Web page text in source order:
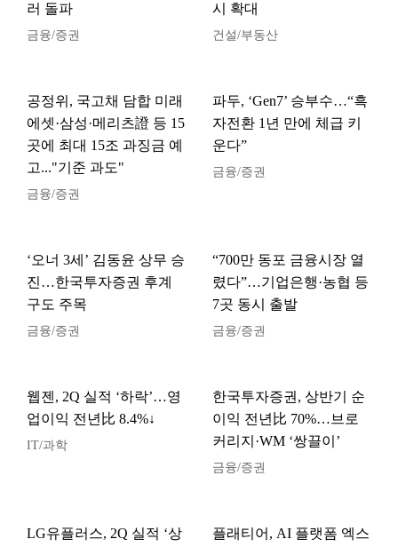
러 돌파
금융/증권
시 확대
건설/부동산
공정위, 국고채 담합 미래
에셋·삼성·메리츠證 등 15
곳에 최대 15조 과징금 예
고..."기준 과도"
금융/증권
파두, ‘Gen7’ 승부수…“흑
자전환 1년 만에 체급 키
운다”
금융/증권
‘오너 3세’ 김동윤 상무 승
진…한국투자증권 후계
구도 주목
금융/증권
“700만 동포 금융시장 열
렸다”…기업은행·농협 등
7곳 동시 출발
금융/증권
웹젠, 2Q 실적 ‘하락’…영
업이익 전년比 8.4%↓
IT/과학
한국투자증권, 상반기 순
이익 전년比 70%…브로
커리지·WM ‘쌍끌이’
금융/증권
LG유플러스, 2Q 실적 ‘상
플래티어, AI 플랫폼 엑스